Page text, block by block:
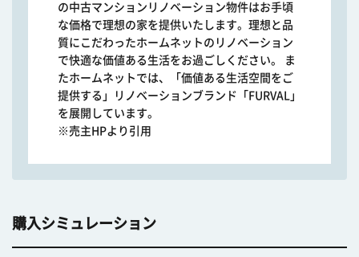
の中古マンションリノベーション物件はお手頃
な価格で理想の家を提供いたします。理想と品
質にこだわったホームネットのリノベーション
で快適な価値ある生活をお過ごしください。 ま
たホームネットでは、「価値ある生活空間をご
提供する」リノベーションブランド「FURVAL」
を展開しています。
※売主HPより引用
購入シミュレーション